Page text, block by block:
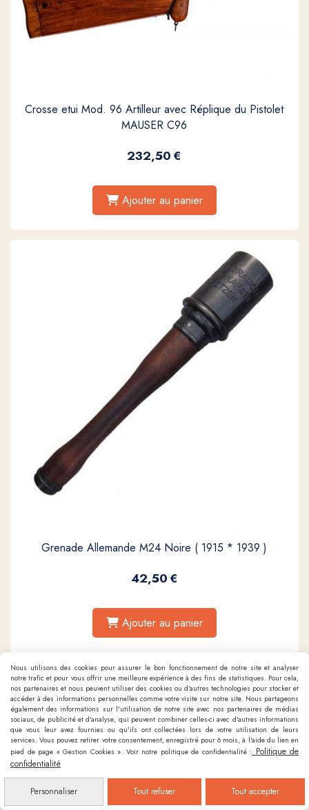
Crosse etui Mod. 96 Artilleur avec Réplique du Pistolet
MAUSER C96
232,50€
Ajouter au panier
Grenade Allemande M24 Noire ( 1915 * 1939 )
42,50€
Ajouter au panier
Nous utilisons des cookies pour assurer le bon fonctionnement de notre site et analyser
notre trafic et pour vous offrir une meilleure expérience à des fins de statistiques. Pour cela,
nos partenaires et nous peuvent utiliser des cookies ou d'autres technologies pour stocker et
accéder à des informations personnelles comme votre visite sur notre site. Nous partageons
également des informations sur l'utilisation de notre site avec nos partenaires de médias
sociaux, de publicité et d'analyse, qui peuvent combiner celles-ci avec d'autres informations
que vous leur avez fournies ou qu'ils ont collectées lors de votre utilisation de leurs
services. Vous pouvez retirer votre consentement, enregistré pour 6 mois, à l'aide du lien en
pied de page « Gestion Cookies ». Voir notre politique de confidentialité : Politique de
confidentialité
Personnaliser Tout refuser Tout accepter